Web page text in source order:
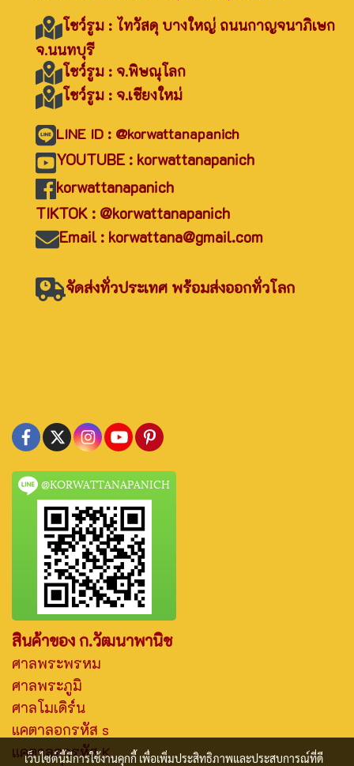
โชว์รูม : ไทวัสดุ บางใหญ่ ถนนกาญจนาภิเษก
จ.นนทบุรี
โชว์รูม : จ.พิษณุโลก
โชว์รูม : จ.เชียงใหม่
LINE ID : @korwattanapanich
YOUTUBE : korwattanapanich
korwattanapanich
TIKTOK : @korwattanapanich
Email : korwattana@gmail.com
จัดส่งทั่วประเทศ พร้อมส่งออกทั่วโลก
@KORWATTANAPANICH
สินค้าของ ก.วัฒนาพานิช
ศาลพระพรหม
ศาลพระภูมิ
ศาลโมเดิร์น
แคตาลอกรหัส s
แคตาลอกรหัส K
เว็บไซต์นี้มีการใช้งานคุกกี้ เพื่อเพิ่มประสิทธิภาพและประสบการณ์ที่ดี